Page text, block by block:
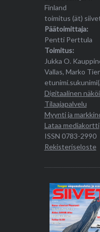
Finland
toimitus (ät)
Päätoimittaja:
Pentti Perttula
Toimitus:
Jukka O.
Vallas, Marko
Digitaalinen
Tilaajapalvelu
Myynti ja
Lataa mediakortti
ISSN 0783-2990
Rekisteriseloste